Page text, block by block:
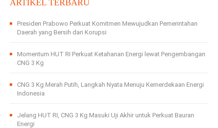
ARTIKEL TERBARU
Presiden Prabowo Perkuat Komitmen Mewujudkan Pemerintahan
Daerah yang Bersih dari Korupsi
Momentum HUT RI Perkuat Ketahanan Energi lewat Pengembangan
CNG 3 Kg
CNG 3 Kg Merah Putih, Langkah Nyata Menuju Kemerdekaan Energi
Indonesia
Jelang HUT RI, CNG 3 Kg Masuki Uji Akhir untuk Perkuat Bauran
Energi